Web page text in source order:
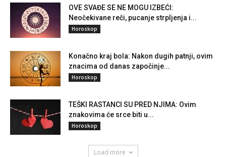
OVE SVAĐE SE NE MOGU IZBEĆI:
Neočekivane reči, pucanje strpljenja i...
Horoskop
Konačno kraj bola: Nakon dugih patnji, ovim
znacima od danas započinje...
Horoskop
TEŠKI RASTANCI SU PRED NJIMA: Ovim
znakovima će srce biti u...
Horoskop
Load more